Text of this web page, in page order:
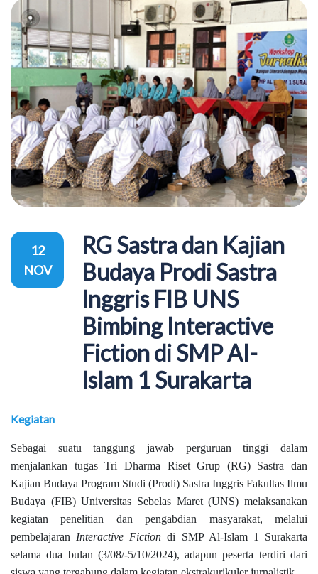
RG Sastra dan Kajian
Budaya Prodi Sastra
Inggris FIB UNS
Bimbing Interactive
Fiction di SMP Al-
Islam 1 Surakarta
12
NOV
Kegiatan
Sebagai suatu tanggung jawab perguruan tinggi dalam
menjalankan tugas Tri Dharma Riset Grup (RG) Sastra dan
Kajian Budaya Program Studi (Prodi) Sastra Inggris Fakultas Ilmu
Budaya (FIB) Universitas Sebelas Maret (UNS) melaksanakan
kegiatan penelitian dan pengabdian masyarakat, melalui
pembelajaran Interactive Fictiondi SMP Al-Islam 1 Surakarta
selama dua bulan (3/08/-5/10/2024), adapun peserta terdiri dari